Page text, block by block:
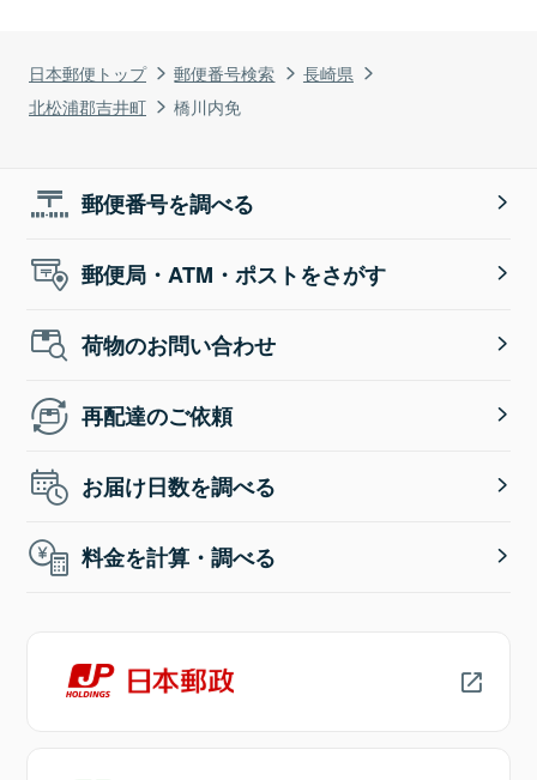
日本郵便トップ 郵便番号検索
長崎県
北松浦郡吉井町
橋川内免
郵便番号を調べる
郵便局・ATM・ポストをさがす
荷物のお問い合わせ
再配達のご依頼
お届け日数を調べる
料金を計算・調べる